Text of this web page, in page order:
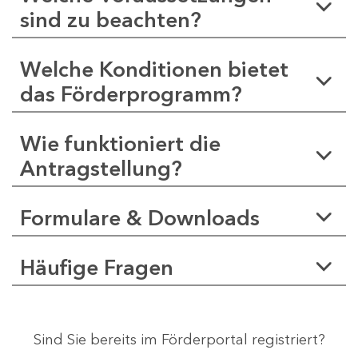
sind zu beachten?
Welche Konditionen bietet
das Förderprogramm?
Wie funktioniert die
Antragstellung?
Formulare & Downloads
Häufige Fragen
Sind Sie bereits im Förderportal registriert?